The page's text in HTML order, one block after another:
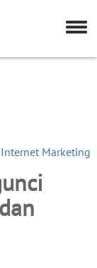
Internet Marketing